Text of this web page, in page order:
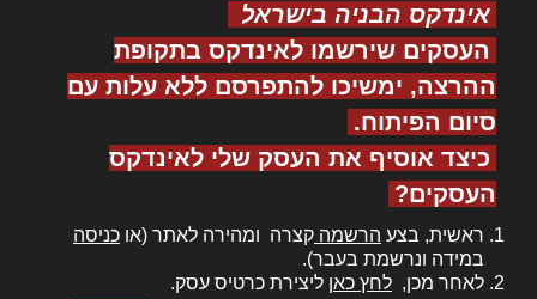
אינדקס הבניה בישראל
העסקים שירשמו לאינדקס בתקופת
ההרצה, ימשיכו להתפרסם ללא עלות עם
סיום הפיתוח.
כיצד אוסיף את העסק שלי לאינדקס
העסקים?
ראשית, בצע הרשמה קצרה ומהירה לאתר (או כניסה
במידה ונרשמת בעבר).
לאחר מכן, לחץ כאן ליצירת כרטיס עסק.